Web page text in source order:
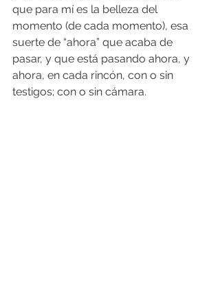
que para mí es la belleza del
momento (de cada momento), esa
suerte de “ahora” que acaba de
pasar, y que está pasando ahora, y
ahora, en cada rincón, con o sin
testigos; con o sin cámara.